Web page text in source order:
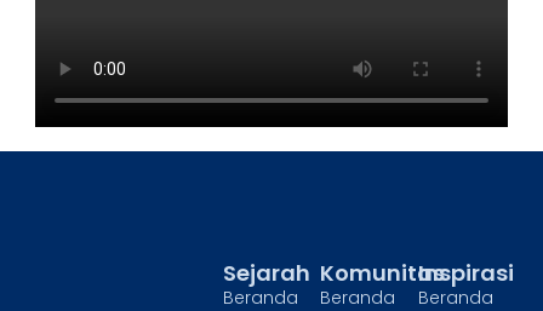
Inspirasi
Beranda
Komunitas
Beranda
Sejarah
Beranda